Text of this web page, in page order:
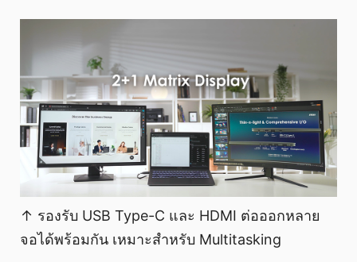
↑ รองรับ USB Type-C และ HDMI ต่อออกหลาย
จอได้พร้อมกัน เหมาะสำหรับ Multitasking